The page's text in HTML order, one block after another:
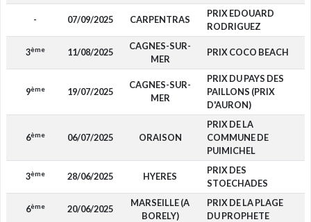
- 07/09/2025 CARPENTRAS
PRIX EDOUARD
RODRIGUEZ
3ème 11/08/2025
CAGNES-SUR-
MER
PRIX COCO BEACH
9ème 19/07/2025
CAGNES-SUR-
MER
PRIX DU PAYS DES
PAILLONS (PRIX
D'AURON)
6ème 06/07/2025 ORAISON
PRIX DE LA
COMMUNE DE
PUIMICHEL
3ème 28/06/2025 HYERES
PRIX DES
STOECHADES
6ème 20/06/2025
MARSEILLE (A
BORELY)
PRIX DE LA PLAGE
DU PROPHETE